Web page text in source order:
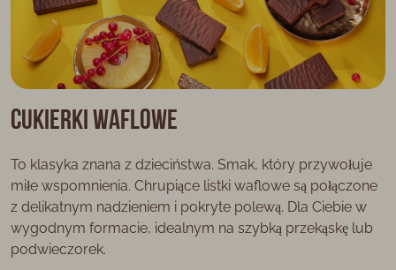
Cukierki waflowe
To klasyka znana z dzieciństwa. Smak, który przywołuje
miłe wspomnienia. Chrupiące listki waflowe są połączone
z delikatnym nadzieniem i pokryte polewą. Dla Ciebie w
wygodnym formacie, idealnym na szybką przekąskę lub
podwieczorek.